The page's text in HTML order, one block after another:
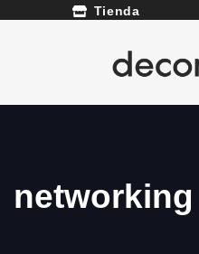
Tienda
networking